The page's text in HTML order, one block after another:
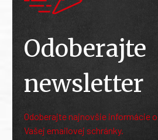
Odoberajte
newsletter
Odoberajte najnovšie informácie
Vašej emailovej schránky.